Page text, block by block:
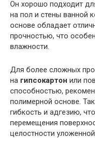
Он хорошо подходит
на пол и стены ванной
основе обладает
прочностью, что
влажности.
Для более сложных
на гипсокартон или
способностью,
полимерной основе.
гибкость и адгезию,
перемещения
целостности